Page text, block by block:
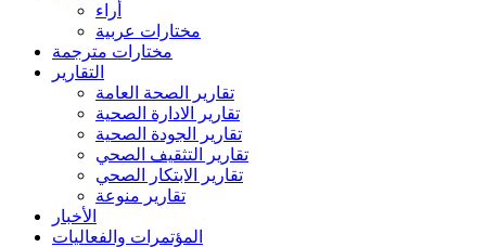
أراء
مختارات عربية
مختارات مترجمة
التقارير
تقارير الصحة العامة
تقارير الادارة الصحية
تقارير الجودة الصحية
تقارير التثقيف الصحي
تقارير الابتكار الصحي
تقارير منوعة
الأخبار
المؤتمرات والفعاليات